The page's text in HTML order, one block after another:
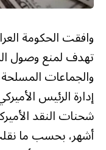
وافقت الحكومة
تهدف لمنع وصول
والجماعات
إدارة الرئيس
أشهر، بحسب ما